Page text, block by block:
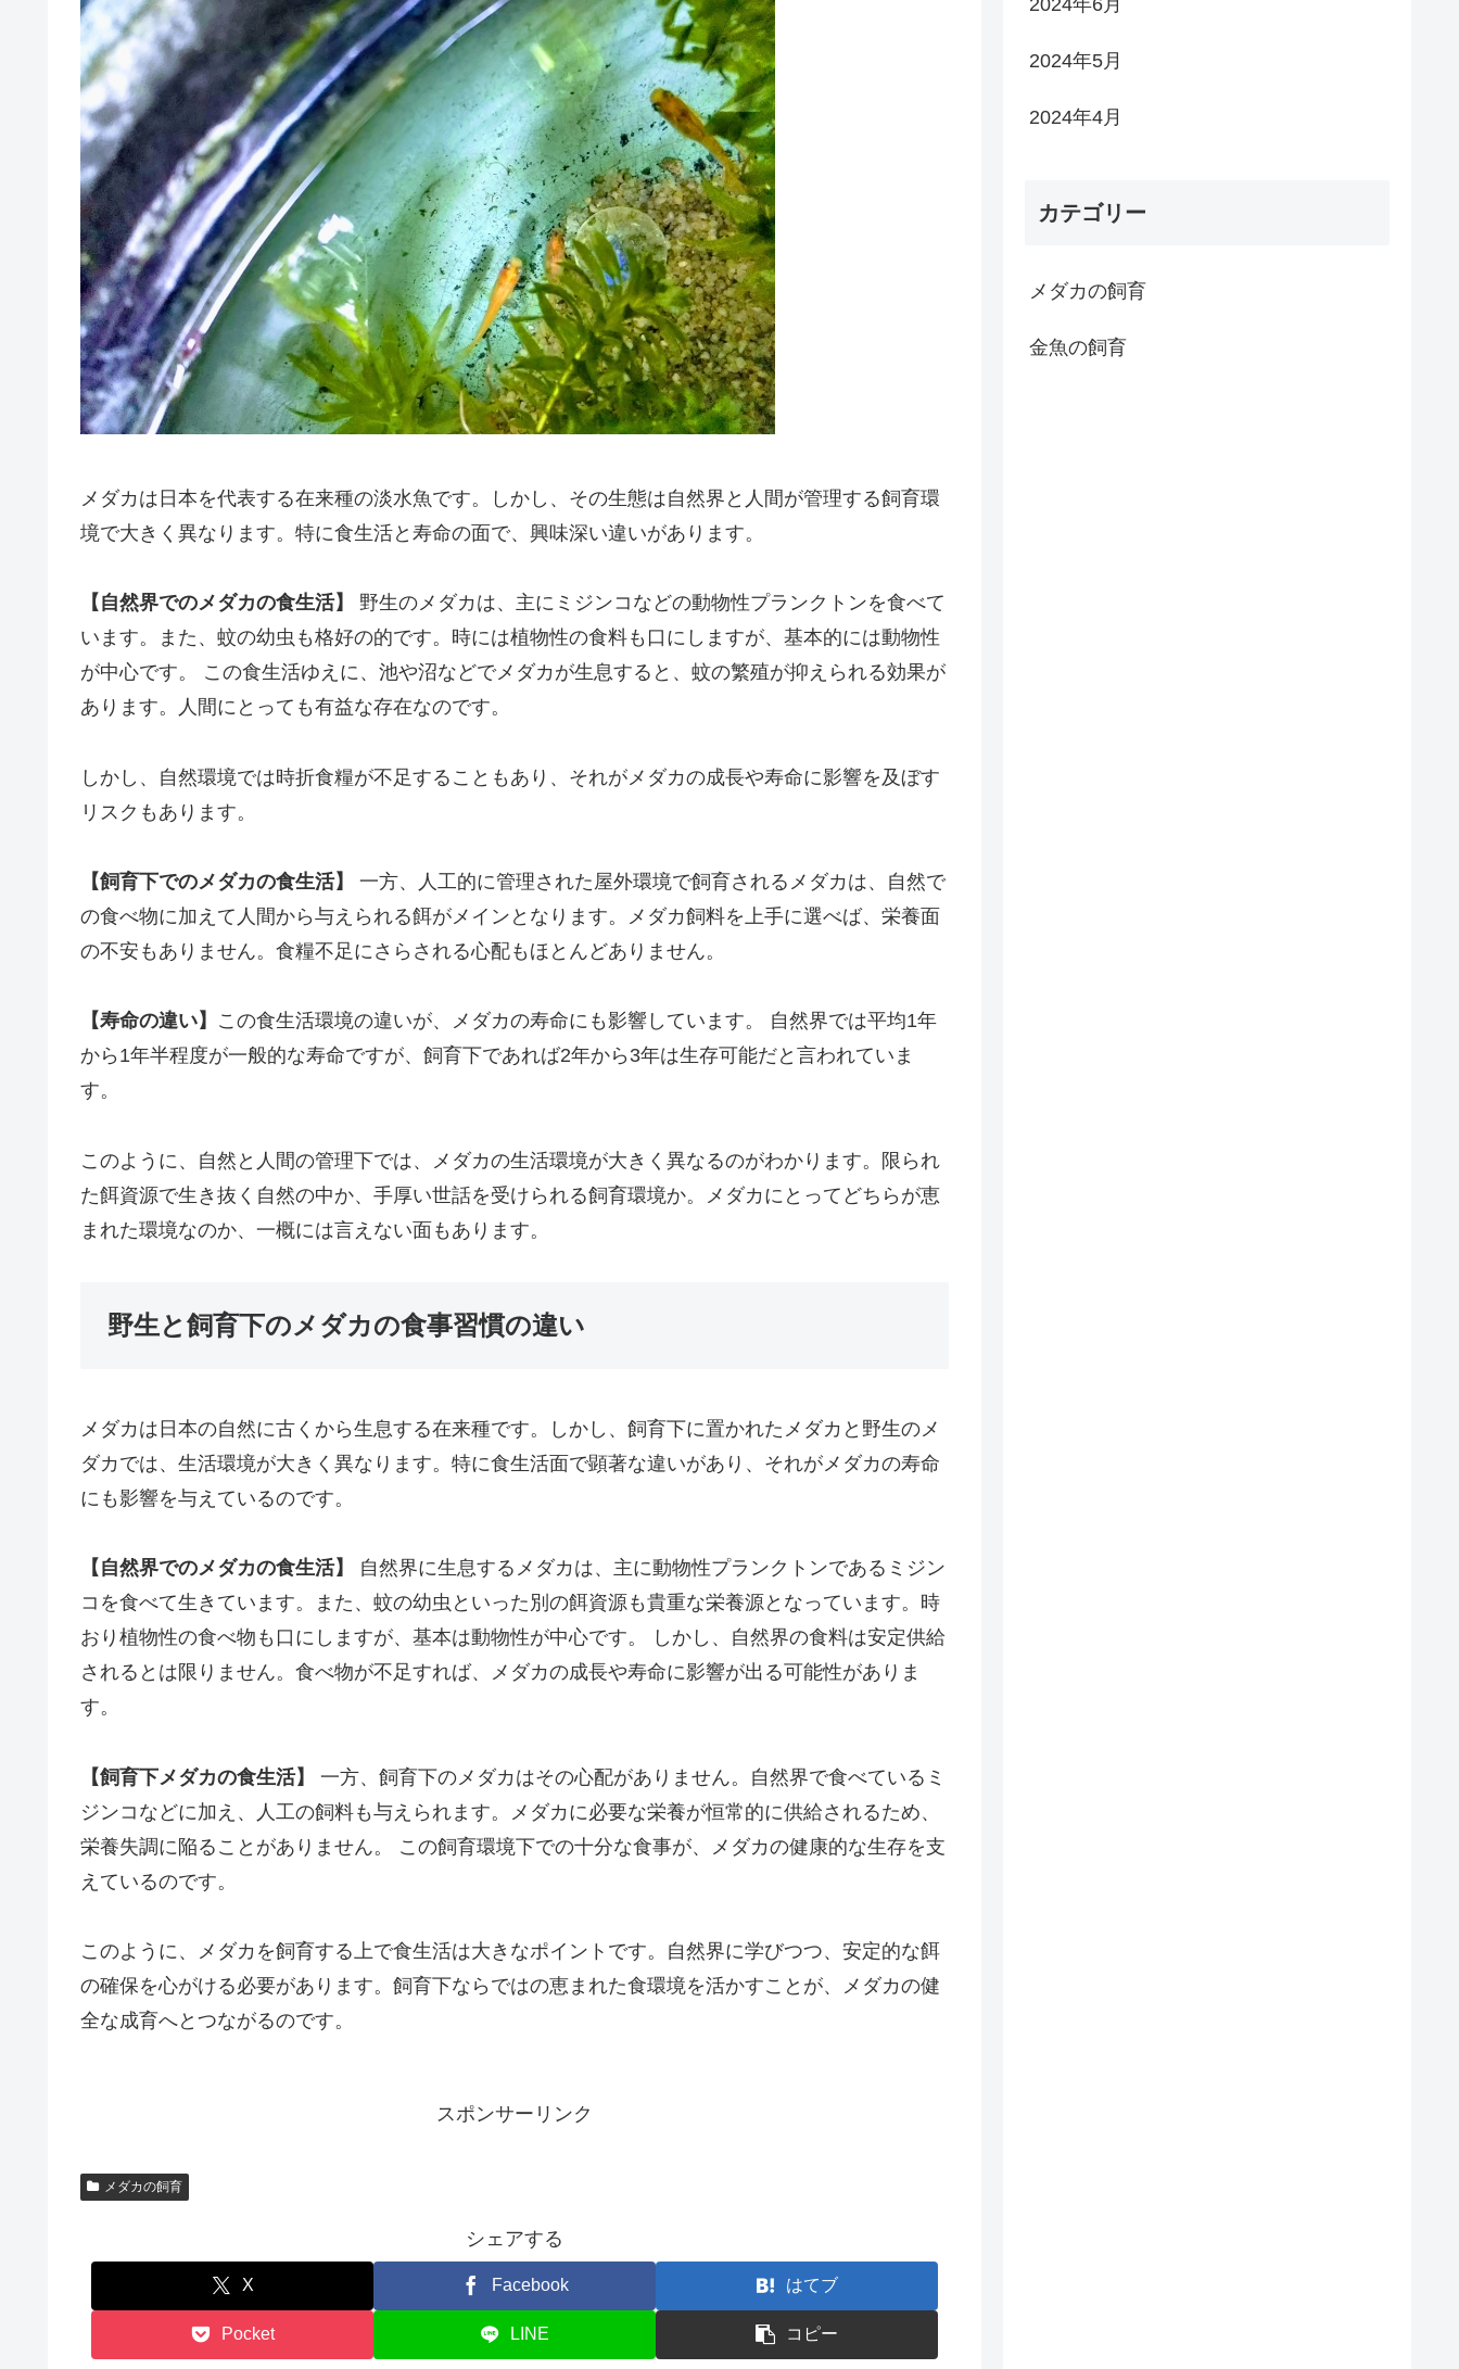
メダカは日本を代表する在来種の淡水魚です。しかし、その生態は自然界と人間が管理する飼育環
境で大きく異なります。特に食生活と寿命の面で、興味深い違いがあります。
【自然界でのメダカの食生活】
野生のメダカは、主にミジンコなどの動物性プランクトンを食べて
います。また、蚊の幼虫も格好の的です。時には植物性の食料も口にしますが、基本的には動物性
が中心です。 この食生活ゆえに、池や沼などでメダカが生息すると、蚊の繁殖が抑えられる効果が
あります。人間にとっても有益な存在なのです。
しかし、自然環境では時折食糧が不足することもあり、それがメダカの成長や寿命に影響を及ぼす
リスクもあります。
【飼育下でのメダカの食生活】
一方、人工的に管理された屋外環境で飼育されるメダカは、自然で
の食べ物に加えて人間から与えられる餌がメインとなります。メダカ飼料を上手に選べば、栄養面
の不安もありません。食糧不足にさらされる心配もほとんどありません。
【寿命の違い】 この食生活環境の違いが、メダカの寿命にも影響しています。 自然界では平均1年
から1年半程度が一般的な寿命ですが、飼育下であれば2年から3年は生存可能だと言われていま
す。
このように、自然と人間の管理下では、メダカの生活環境が大きく異なるのがわかります。限られ
た餌資源で生き抜く自然の中か、手厚い世話を受けられる飼育環境か。メダカにとってどちらが恵
まれた環境なのか、一概には言えない面もあります。
野生と飼育下のメダカの食事習慣の違い
メダカは日本の自然に古くから生息する在来種です。しかし、飼育下に置かれたメダカと野生のメ
ダカでは、生活環境が大きく異なります。特に食生活面で顕著な違いがあり、それがメダカの寿命
にも影響を与えているのです。
【自然界でのメダカの食生活】
自然界に生息するメダカは、主に動物性プランクトンであるミジン
コを食べて生きています。また、蚊の幼虫といった別の餌資源も貴重な栄養源となっています。時
おり植物性の食べ物も口にしますが、基本は動物性が中心です。 しかし、自然界の食料は安定供給
されるとは限りません。食べ物が不足すれば、メダカの成長や寿命に影響が出る可能性がありま
す。
【飼育下メダカの食生活】
一方、飼育下のメダカはその心配がありません。自然界で食べているミ
ジンコなどに加え、人工の飼料も与えられます。メダカに必要な栄養が恒常的に供給されるため、
栄養失調に陥ることがありません。 この飼育環境下での十分な食事が、メダカの健康的な生存を支
えているのです。
このように、メダカを飼育する上で食生活は大きなポイントです。自然界に学びつつ、安定的な餌
の確保を心がける必要があります。飼育下ならではの恵まれた食環境を活かすことが、メダカの健
全な成育へとつながるのです。
スポンサーリンク
メダカの飼育
シェアする
X Facebook はてブ
Pocket LINE コピー
2024年5月
2024年4月
カテゴリー
メダカの飼育
金魚の飼育